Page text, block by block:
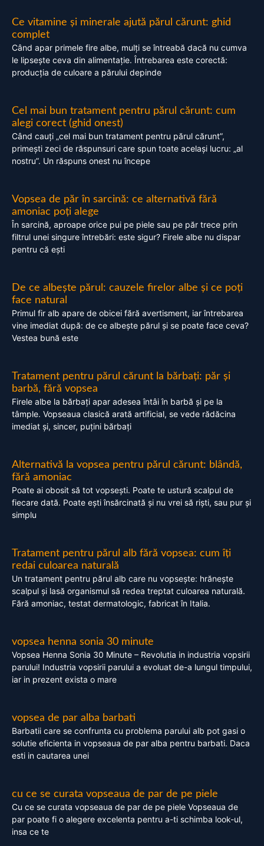
Ce vitamine și minerale ajută părul cărunt: ghid
complet
Când apar primele fire albe, mulți se întreabă dacă nu cumva
le lipsește ceva din alimentație. Întrebarea este corectă:
producția de culoare a părului depinde
Cel mai bun tratament pentru părul cărunt: cum
alegi corect (ghid onest)
Când cauți „cel mai bun tratament pentru părul cărunt”,
primești zeci de răspunsuri care spun toate același lucru: „al
nostru”. Un răspuns onest nu începe
Vopsea de păr în sarcină: ce alternativă fără
amoniac poți alege
În sarcină, aproape orice pui pe piele sau pe păr trece prin
filtrul unei singure întrebări: este sigur? Firele albe nu dispar
pentru că ești
De ce albește părul: cauzele firelor albe și ce poți
face natural
Primul fir alb apare de obicei fără avertisment, iar întrebarea
vine imediat după: de ce albește părul și se poate face ceva?
Vestea bună este
Tratament pentru părul cărunt la bărbați: păr și
barbă, fără vopsea
Firele albe la bărbați apar adesea întâi în barbă și pe la
tâmple. Vopseaua clasică arată artificial, se vede rădăcina
imediat și, sincer, puțini bărbați
Alternativă la vopsea pentru părul cărunt: blândă,
fără amoniac
Poate ai obosit să tot vopsești. Poate te ustură scalpul de
fiecare dată. Poate ești însărcinată și nu vrei să riști, sau pur și
simplu
Tratament pentru părul alb fără vopsea: cum îți
redai culoarea naturală
Un tratament pentru părul alb care nu vopsește: hrănește
scalpul și lasă organismul să redea treptat culoarea naturală.
Fără amoniac, testat dermatologic, fabricat în Italia.
vopsea henna sonia 30 minute
Vopsea Henna Sonia 30 Minute – Revolutia in industria vopsirii
parului! Industria vopsirii parului a evoluat de-a lungul timpului,
iar in prezent exista o mare
vopsea de par alba barbati
Barbatii care se confrunta cu problema parului alb pot gasi o
solutie eficienta in vopseaua de par alba pentru barbati. Daca
esti in cautarea unei
cu ce se curata vopseaua de par de pe piele
Cu ce se curata vopseaua de par de pe piele Vopseaua de
par poate fi o alegere excelenta pentru a-ti schimba look-ul,
insa ce te